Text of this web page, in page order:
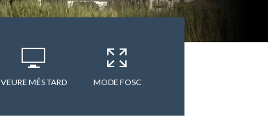
VEURE MÉS TARD MODE FOSC